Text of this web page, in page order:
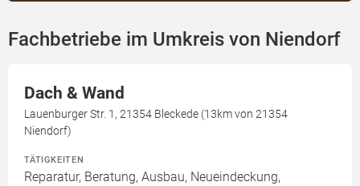
Fachbetriebe im Umkreis von Niendorf
Dach & Wand
Lauenburger Str. 1, 21354 Bleckede (13km von 21354
Niendorf)
TÄTIGKEITEN
Reparatur, Beratung, Ausbau, Neueindeckung,